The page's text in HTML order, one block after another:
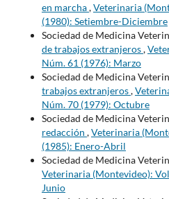
en marcha,Veterinaria
(1980): Setiembre-Diciembre
Sociedad de Medicina
de trabajos extranjeros,
Núm. 61 (1976): Marzo
Sociedad de Medicina
trabajos extranjeros,
Núm. 70 (1979): Octubre
Sociedad de Medicina
redacción ,Veterinaria
(1985): Enero-Abril
Sociedad de Medicina
Veterinaria (Montevideo):
Junio